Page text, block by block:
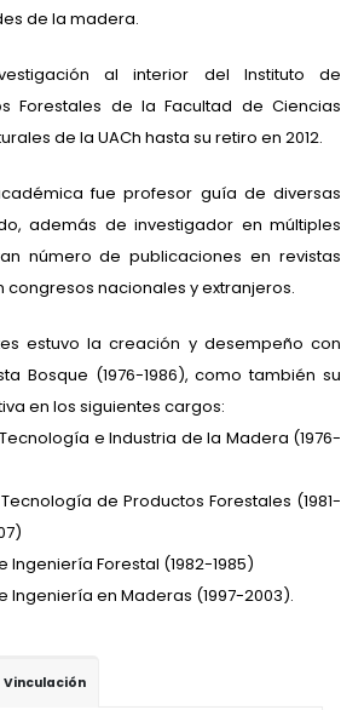
de la madera.
al interior del Instituto de
Forestales de la Facultad de Ciencias
de la UACh hasta su retiro en 2012.
fue profesor guía de diversas
además de investigador en múltiples
número de publicaciones en revistas
nacionales y extranjeros.
estuvo la creación y desempeño con
Bosque (1976-1986), como también su
en los siguientes cargos:
e Industria de la Madera (1976-
de Productos Forestales (1981-
Ingeniería Forestal (1982-1985)
Ingeniería en Maderas (1997-2003).
Vinculación